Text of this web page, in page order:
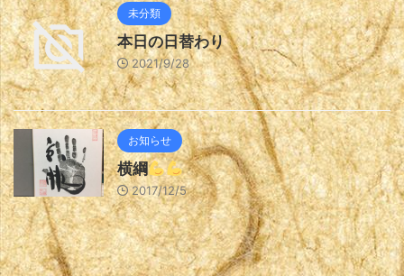
未分類
本日の日替わり
2021/9/28
お知らせ
横綱
2017/12/5